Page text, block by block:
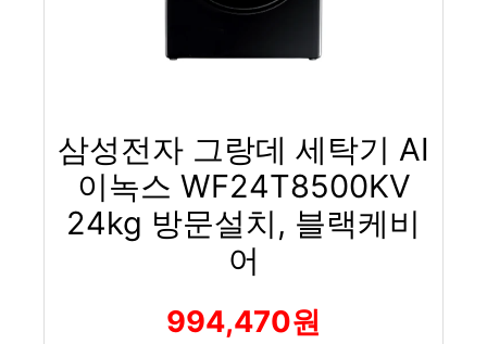
삼성전자 그랑데 세탁기 AI
이녹스 WF24T8500KV
24kg 방문설치, 블랙케비
어
994,470원